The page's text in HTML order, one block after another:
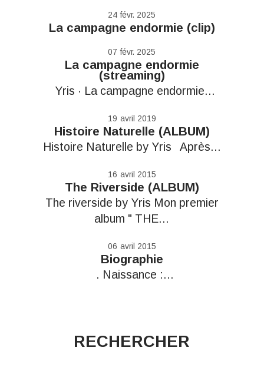
24 févr. 2025
La campagne endormie (clip)
07 févr. 2025
La campagne endormie
(streaming)
Yris · La campagne endormie...
19 avril 2019
Histoire Naturelle (ALBUM)
Histoire Naturelle by Yris Après...
16 avril 2015
The Riverside (ALBUM)
The riverside by Yris Mon premier
album " THE...
06 avril 2015
Biographie
. Naissance :...
RECHERCHER